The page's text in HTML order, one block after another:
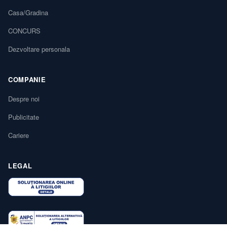
Casa/Gradina
CONCURS
Dezvoltare personala
COMPANIE
Despre noi
Publicitate
Cariere
LEGAL